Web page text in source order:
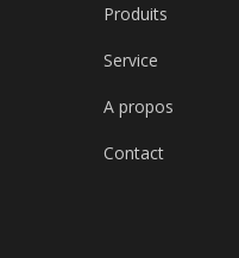
Produits
Service
A propos
Contact